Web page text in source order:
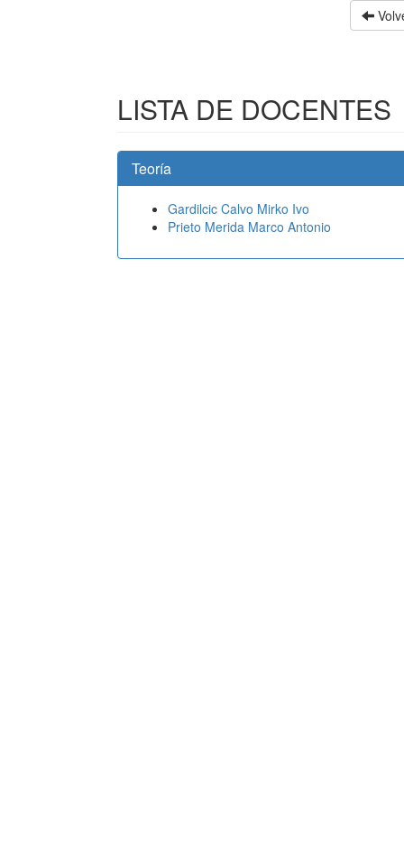
LISTA DE DOCENTES
Teoría
Gardilcic Calvo Mirko Ivo
Prieto Merida Marco Antonio